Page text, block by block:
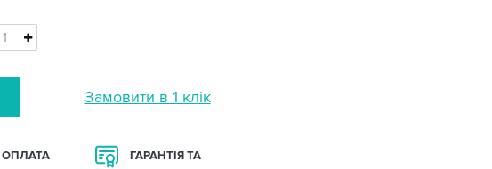
Замовити в 1 клік
ОПЛАТА
ГАРАНТІЯ ТА